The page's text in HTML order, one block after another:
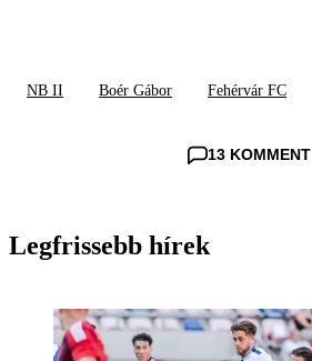
NB II Boér Gábor Fehérvár FC
13 KOMMENT
Legfrissebb hírek